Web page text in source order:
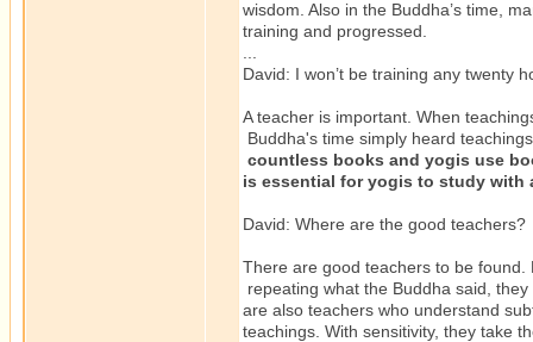
wisdom. Also in the Buddha’s time,
training and progressed.
David: I won’t be training any twenty
A teacher is important. When
Buddha's time simply heard
countless books and yogis use
is essential for yogis to study with
David: Where are the good teachers?
There are good teachers to be
repeating what the Buddha said,
are also teachers who understand
teachings. With sensitivity, they take